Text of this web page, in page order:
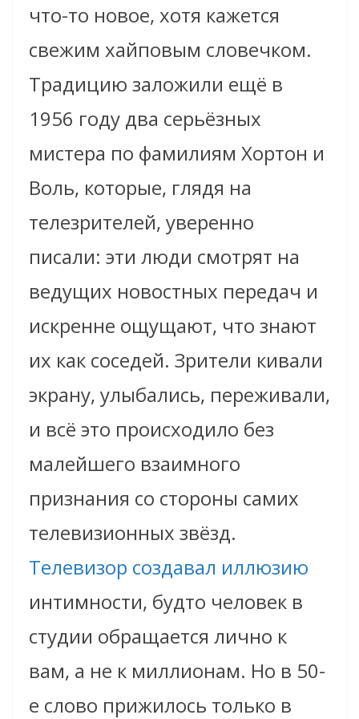
что-то новое, хотя кажется
свежим хайповым словечком.
Традицию заложили ещё в
1956 году два серьёзных
мистера по фамилиям Хортон и
Воль, которые, глядя на
телезрителей, уверенно
писали: эти люди смотрят на
ведущих новостных передач и
искренне ощущают, что знают
их как соседей. Зрители кивали
экрану, улыбались, переживали,
и всё это происходило без
малейшего взаимного
признания со стороны самих
телевизионных звёзд.
Телевизор создавал иллюзию
интимности, будто человек в
студии обращается лично к
вам, а не к миллионам. Но в 50-
е слово прижилось только в